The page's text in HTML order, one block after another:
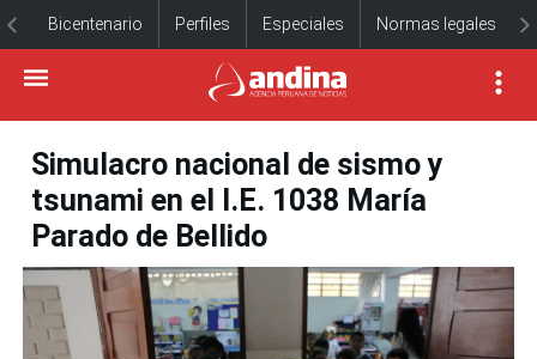
Bicentenario Perfiles Especiales Normas legales
Simulacro nacional de sismo y
tsunami en el I.E. 1038 María
Parado de Bellido